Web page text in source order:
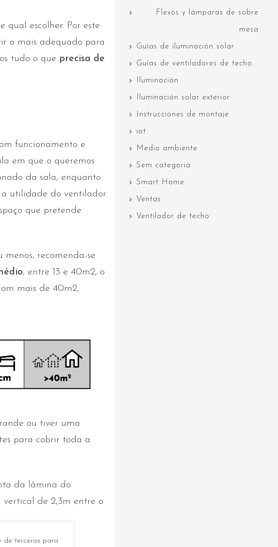
escolher. Por este
o mais adequado para
tudo o que precisa de
funcionamento e
em que o queremos
da sala, enquanto
utilidade do ventilador.
que pretende
menos, recomenda-se
, entre 13 e 40m2, o
mais de 40m2,
ou tiver uma
para cobrir toda a
da lâmina do
de 2,3m entre o
Flexos y lámparas de sobre
mesa
Guías de iluminación solar
Guías de ventiladores de techo
Iluminación
Iluminación solar exterior
Instrucciones de montaje
iot
Medio ambiente
Sem categoria
Smart Home
Ventas
Ventilador de techo
de terceros para